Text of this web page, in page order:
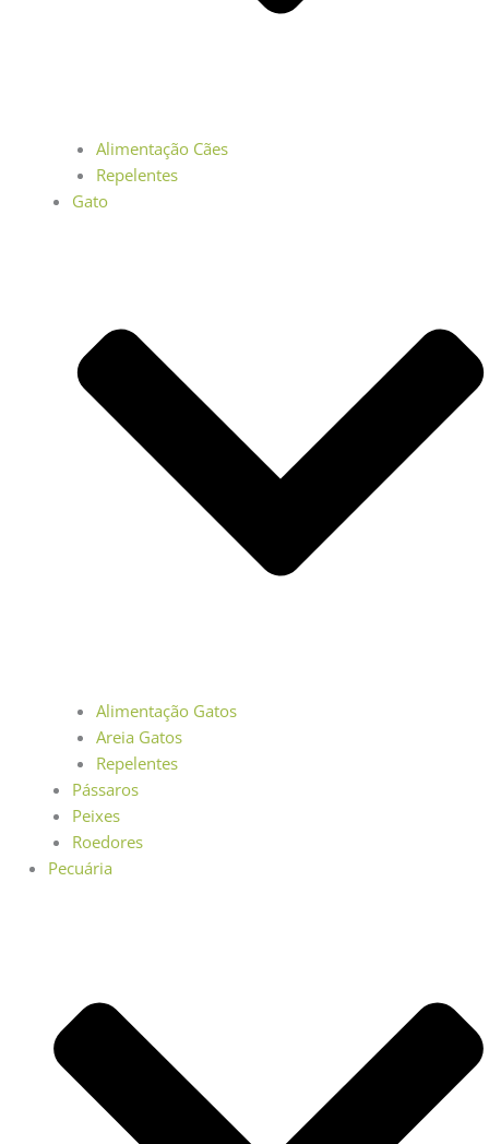
Alimentação Cães
Repelentes
Gato
Alimentação Gatos
Areia Gatos
Repelentes
Pássaros
Peixes
Roedores
Pecuária